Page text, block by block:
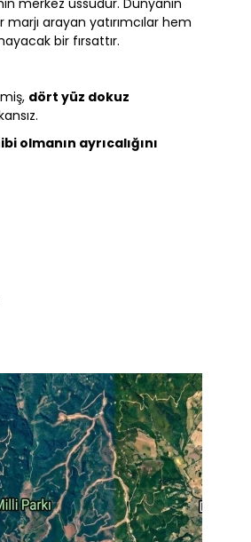
merkez üssüdür. Dünyanın
arayan yatırımcılar hem
bir fırsattır.
dört yüz dokuz
olmanın ayrıcalığını